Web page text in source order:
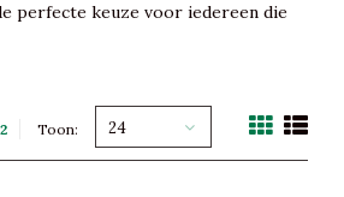
perfecte keuze voor iedereen die
Toon: 24